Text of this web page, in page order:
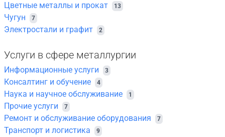
Цветные металлы и прокат 13
Чугун 7
Электростали и графит 2
Услуги в сфере металлургии
Информационные услуги 3
Консалтинг и обучение 4
Наука и научное обслуживание 1
Прочие услуги 7
Ремонт и обслуживание оборудования 7
Транспорт и логистика 9